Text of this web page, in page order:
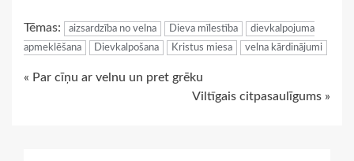
Tēmas: aizsardzība no velna Dieva mīlestība
dievkalpojuma
apmeklēšana
Dievkalpošana Kristus miesa velna kārdinājumi
Continue
« Par cīņu ar velnu un pret grēku
Viltīgais citpasaulīgums »